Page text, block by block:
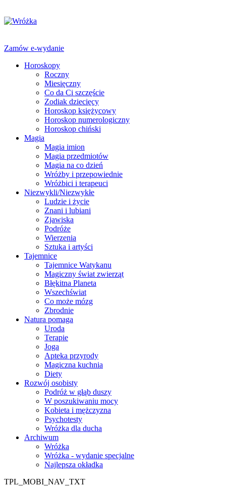
Zamów e-wydanie
Horoskopy
Roczny
Miesięczny
Co da Ci szczęście
Zodiak dziecięcy
Horoskop księżycowy
Horoskop numerologiczny
Horoskop chiński
Magia
Magia imion
Magia przedmiotów
Magia na co dzień
Wróżby i przepowiednie
Wróżbici i terapeuci
Niezwykli/Niezwykłe
Ludzie i życie
Znani i lubiani
Zjawiska
Podróże
Wierzenia
Sztuka i artyści
Tajemnice
Tajemnice Watykanu
Magiczny świat zwierząt
Błękitna Planeta
Wszechświat
Co może mózg
Zbrodnie
Natura pomaga
Uroda
Terapie
Joga
Apteka przyrody
Magiczna kuchnia
Diety
Rozwój osobisty
Podróż w głąb duszy
W poszukiwaniu mocy
Kobieta i mężczyzna
Psychotesty
Wróżka dla ducha
Archiwum
Wróżka
Wróżka - wydanie specjalne
Najlepsza okładka
TPL_MOBI_NAV_TXT